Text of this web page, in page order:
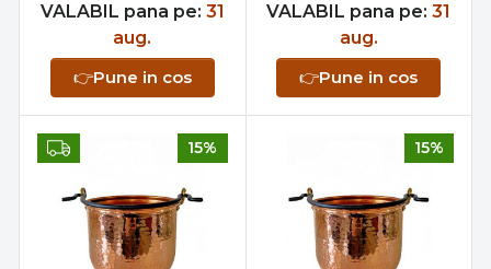
VALABIL pana pe: 31
aug.
👉Pune in cos
VALABIL pana pe: 31
aug.
👉Pune in cos
15% 15%